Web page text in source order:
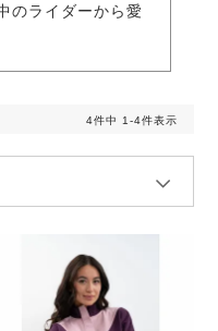
のライダーから愛
4件中 1 -4件表示